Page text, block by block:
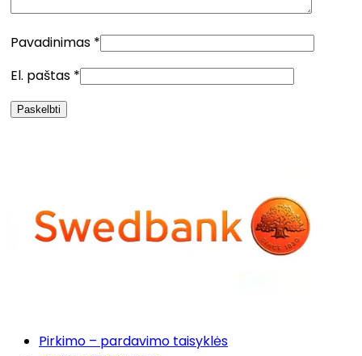
Pavadinimas *
El. paštas *
Pirkimo – pardavimo taisyklės